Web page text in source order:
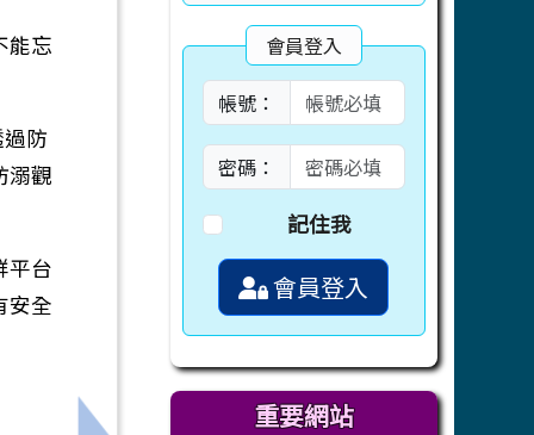
能忘
防
溺觀
平台
安全
會員登入
帳號：
密碼：
記住我
會員登入
重要網站